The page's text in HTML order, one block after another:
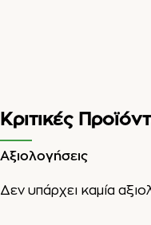
Κριτικές
Αξιολογήσεις
Δεν υπάρχει καμία